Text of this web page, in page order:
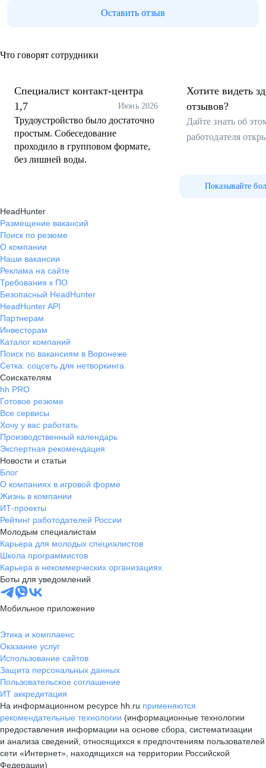
Оставить отзыв
Что говорят сотрудники
Специалист контакт-центра
1,7
Июнь 2026
Трудоустройство было достаточно
простым. Собеседование
проходило в групповом формате,
без лишней воды.
Хотите видеть
отзывов?
Дайте знать об
работодателя
Показывайте
HeadHunter
Размещение вакансий
Поиск по резюме
О компании
Наши вакансии
Реклама на сайте
Требования к ПО
Безопасный HeadHunter
HeadHunter API
Партнерам
Инвесторам
Каталог компаний
Поиск по вакансиям в Воронеже
Сетка: соцсеть для нетворкинга
Соискателям
hh PRO
Готовое резюме
Все сервисы
Хочу у вас работать
Производственный календарь
Экспертная рекомендация
Новости и статьи
Блог
О компаниях в игровой форме
Жизнь в компании
ИТ-проекты
Рейтинг работодателей России
Молодым специалистам
Карьера для молодых специалистов
Школа программистов
Карьера в некоммерческих организациях
Боты для уведомлений
Мобильное приложение
Этика и комплаенс
Оказание услуг
Использование сайтов
Защита персональных данных
Пользовательское соглашение
ИТ аккредитация
На информационном ресурсе hh.ru применяются
рекомендательные технологии (информационные технологии
предоставления информации на основе сбора, систематизации
и анализа сведений, относящихся к предпочтениям пользователей
сети «Интернет», находящихся на территории Российской
Федерации)